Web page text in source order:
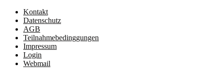
Kontakt
Datenschutz
AGB
Teilnahmebedinggungen
Impressum
Login
Webmail